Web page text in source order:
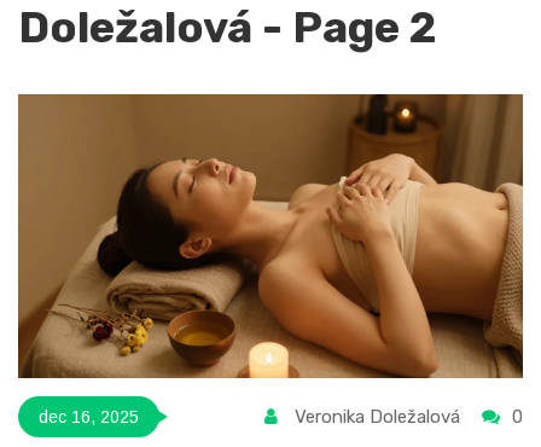
Doležalová - Page 2
dec 16, 2025 Veronika Doležalová 0